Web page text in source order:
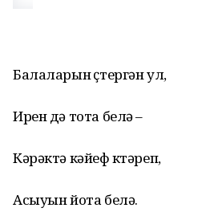
Балаларын үҫтергән ул,
Ирен дә тота белә –
Кәрәктә кәйеф күтәреп,
Асыуын йота белә.